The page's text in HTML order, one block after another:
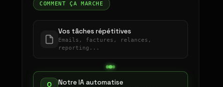
COMMENT ÇA MARCHE
Vos tâches répétitives
Emails, factures, relances,
reporting...
Notre IA automatise